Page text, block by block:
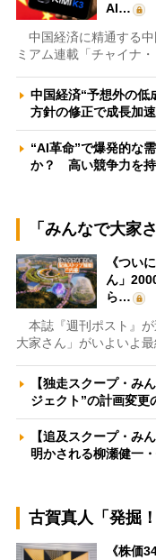
AI…
中国経済に精通する中
ミアム連載「チャイナ
中国経済“予想外の
方針の修正で成長加
“AI革命”で爆発的な
か？ 高い競争力を
「みんなで大家
《つい
ん」
ら…
本誌『週刊ポスト』が
大家さん」がいよいよ
【独走スクープ・み
ジェクト”の計画変
【追及スクープ・み
明かされる柳瀬健一
古賀真人「発掘
《株価